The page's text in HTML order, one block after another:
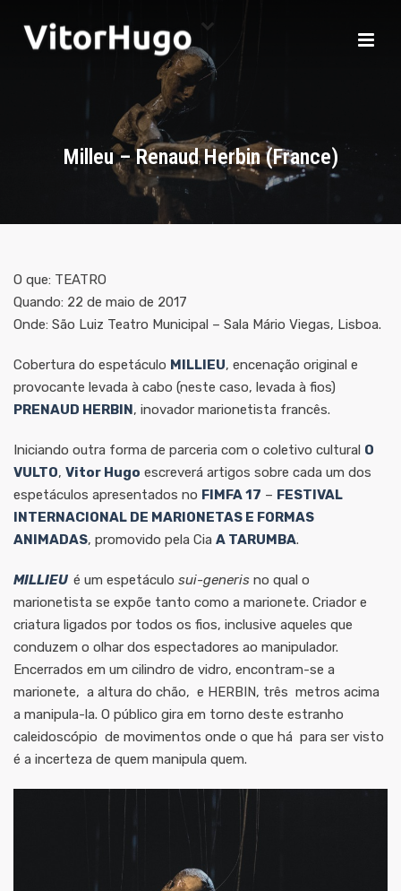
Milleu – Renaud Herbin (France)
O que: TEATRO
Quando: 22 de maio de 2017
Onde: São Luiz Teatro Municipal – Sala Mário Viegas, Lisboa.
Cobertura do espetáculo MILLIEU, encenação original e
provocante levada à cabo (neste caso, levada à fios)
PRENAUD HERBIN, inovador marionetista francês.
Iniciando outra forma de parceria com o coletivo cultural O
VULTO, Vitor Hugo escreverá artigos sobre cada um dos
espetáculos apresentados no FIMFA 17 – FESTIVAL
INTERNACIONAL DE MARIONETAS E FORMAS
ANIMADAS, promovido pela Cia A TARUMBA.
MILLIEU é um espetáculo sui-generis no qual o
marionetista se expõe tanto como a marionete. Criador e
criatura ligados por todos os fios, inclusive aqueles que
conduzem o olhar dos espectadores ao manipulador.
Encerrados em um cilindro de vidro, encontram-se a
marionete, a altura do chão, e HERBIN, três metros acima
a manipula-la. O público gira em torno deste estranho
caleidoscópio de movimentos onde o que há para ser visto
é a incerteza de quem manipula quem.